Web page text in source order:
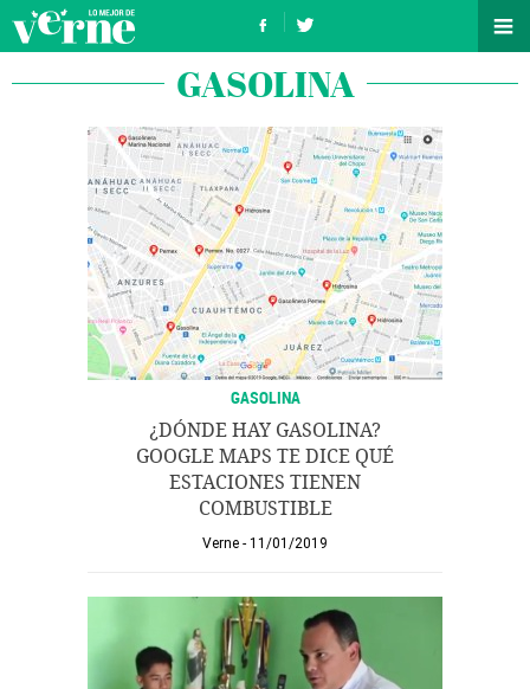
GASOLINA
GASOLINA
¿DÓNDE HAY GASOLINA?
GOOGLE MAPS TE DICE QUÉ
ESTACIONES TIENEN
COMBUSTIBLE
Verne 11/01/2019